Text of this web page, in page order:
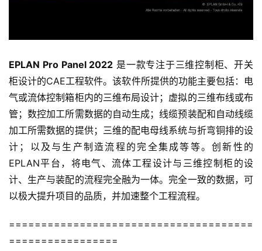
m
EPLAN Pro Panel 2022 是一款专注于三维控制柜、开关
柜设计的CAE工程软件。该软件所提供的功能主要包括：电
气或流体控制箱柜内的三维布局设计；虚拟的三维布线或布
管；数控加工所需数据的自动生成；线缆预装配和自动线缆
加工所需数据的提供；三维的配电母线系统与折弯铜排的设
计；以及与生产制造流程的完全集成等等。创新性的
EPLAN平台，将电气、流体工程设计与三维控制柜的设
计、生产与装配的流程完全融为一体。完全一致的数据，可
以极大提升项目的品质，并加速整个工程流程。
======================================
=================